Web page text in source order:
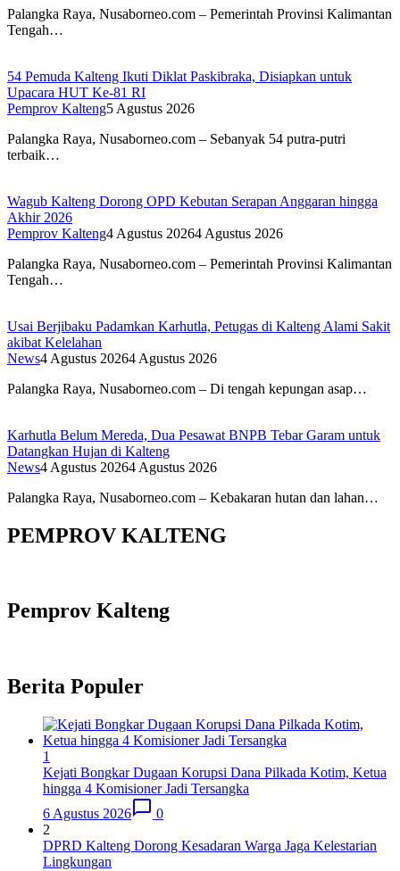
Palangka Raya, Nusaborneo.com – Pemerintah Provinsi Kalimantan
Tengah…
54 Pemuda Kalteng Ikuti Diklat Paskibraka, Disiapkan untuk
Upacara HUT Ke-81 RI
Pemprov Kalteng5 Agustus 2026
Palangka Raya, Nusaborneo.com – Sebanyak 54 putra-putri
terbaik…
Wagub Kalteng Dorong OPD Kebutan Serapan Anggaran hingga
Akhir 2026
Pemprov Kalteng4 Agustus 20264 Agustus 2026
Palangka Raya, Nusaborneo.com – Pemerintah Provinsi Kalimantan
Tengah…
Usai Berjibaku Padamkan Karhutla, Petugas di Kalteng Alami Sakit
akibat Kelelahan
News4 Agustus 20264 Agustus 2026
Palangka Raya, Nusaborneo.com – Di tengah kepungan asap…
Karhutla Belum Mereda, Dua Pesawat BNPB Tebar Garam untuk
Datangkan Hujan di Kalteng
News4 Agustus 20264 Agustus 2026
Palangka Raya, Nusaborneo.com – Kebakaran hutan dan lahan…
PEMPROV KALTENG
Pemprov Kalteng
Berita Populer
1
Kejati Bongkar Dugaan Korupsi Dana Pilkada Kotim, Ketua
hingga 4 Komisioner Jadi Tersangka
6 Agustus 2026
0
2
DPRD Kalteng Dorong Kesadaran Warga Jaga Kelestarian
Lingkungan